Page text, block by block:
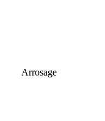
Arrosage